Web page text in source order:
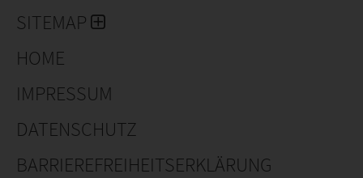
SITEMAP
HOME
IMPRESSUM
DATENSCHUTZ
BARRIEREFREIHEITSERKLÄRUNG